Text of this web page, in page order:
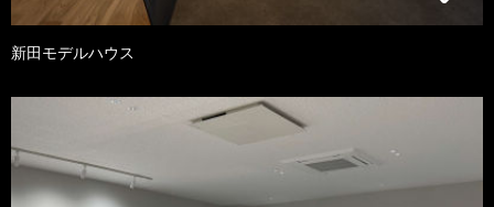
新田モデルハウス